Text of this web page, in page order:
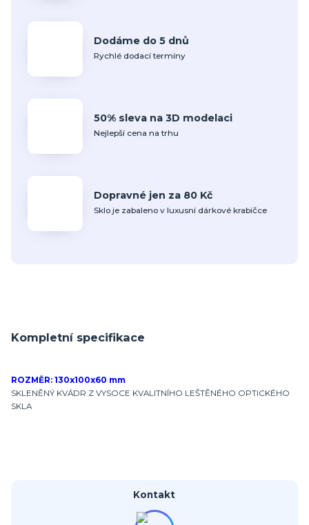
Dodáme do 5 dnů
Rychlé dodací termíny
50% sleva na 3D modelaci
Nejlepší cena na trhu
Dopravné jen za 80 Kč
Sklo je zabaleno v luxusní dárkové krabičce
Kompletní specifikace
ROZMĚR: 130x100x60 mm
SKLENĚNÝ KVÁDR Z VYSOCE KVALITNÍHO LEŠTĚNÉHO OPTICKÉHO
SKLA
Kontakt